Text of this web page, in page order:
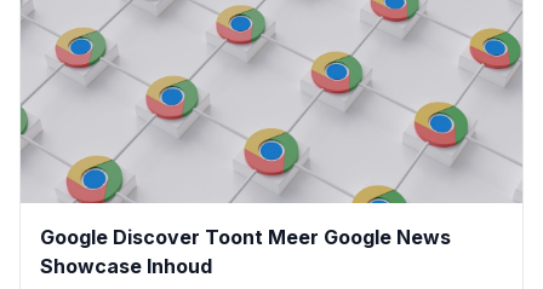
Google Discover Toont Meer Google News
Showcase Inhoud